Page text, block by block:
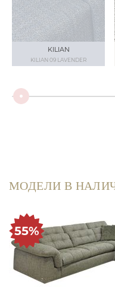
KILIAN
KILIAN 09 LAVENDER
МОДЕЛИ В
55%